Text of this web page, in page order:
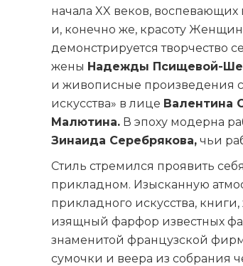
начала XX веков,
и, конечно же, красоту
демонстрируется творчество
жены Надежды Псищевой-
и живописные произведения
искусства» в лице Валентина
Малютина. В эпоху модерна
Зинаида Серебрякова, чьи
Стиль стремился проявить
прикладном. Изысканную
прикладного искусства,
изящный фарфор известных
знаменитой французской
сумочки и веера из собрания